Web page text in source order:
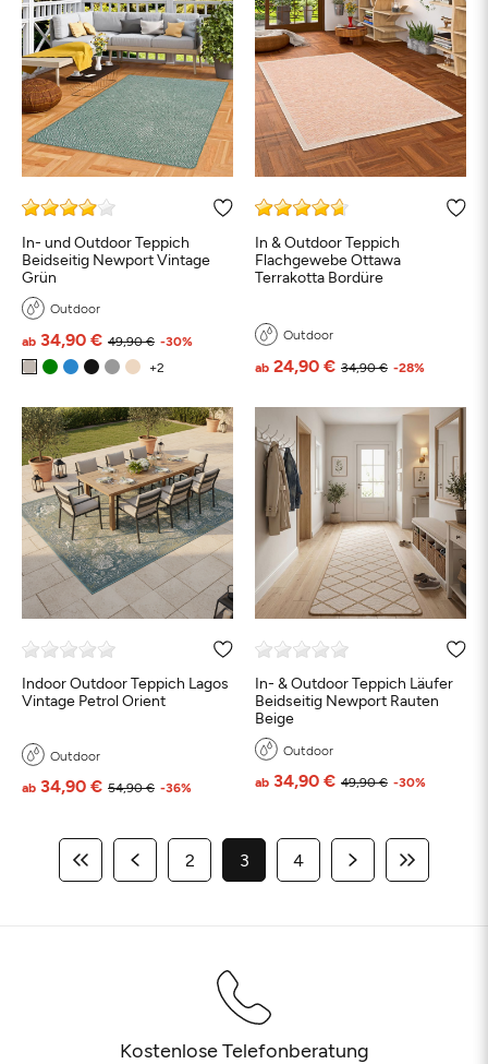
In- und Outdoor Teppich
Beidseitig Newport Vintage
Grün
Outdoor
49,90 €
ab 34,90 € -30%
In & Outdoor Teppich
Flachgewebe Ottawa
Terrakotta Bordüre
Outdoor
34,90 €
ab 24,90 € -28%
Indoor Outdoor Teppich Lagos
Vintage Petrol Orient
Outdoor
54,90 €
ab 34,90 € -36%
In- & Outdoor Teppich Läufer
Beidseitig Newport Rauten
Beige
Outdoor
49,90 €
ab 34,90 € -30%
2 3 4
Kostenlose Telefonberatung